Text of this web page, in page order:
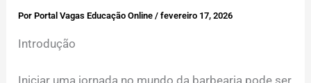
PorPortal Vagas Educação Online/fevereiro 17, 2026
Introdução